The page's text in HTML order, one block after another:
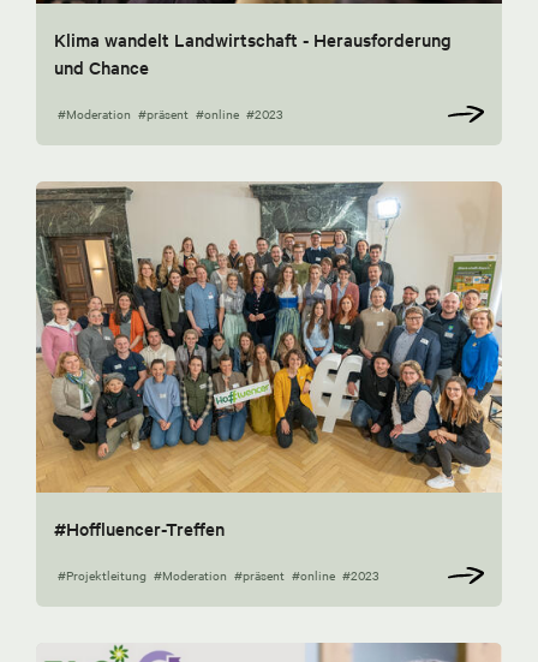
Klima wandelt Landwirtschaft - Herausforderung
und Chance
#Moderation #präsent #online #2023
#Hoffluencer-Treffen
#Projektleitung #Moderation #präsent #online #2023